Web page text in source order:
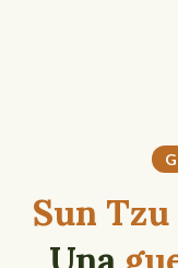
Sun Tzu